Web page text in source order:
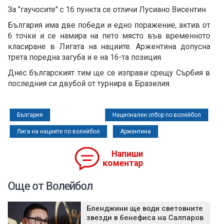
За "гаучосите" с 16 пункта се отличи Лусиано Висентин.
България има две победи и едно поражение, актив от
6 точки и се намира на пето място във временното
класиране в Лигата на нациите. Аржентина допусна
трета поредна загуба и е на 16-та позиция.
Днес българският тим ще се изправи срещу Сърбия в
последния си двубой от турнира в Бразилия.
България Национален отбор по волейбол
Лига на нациите по волейбол Аржентина
Напиши
коментар
Още от Волейбол
Бленджини ще води световните
звезди в бенефиса на Салпаров